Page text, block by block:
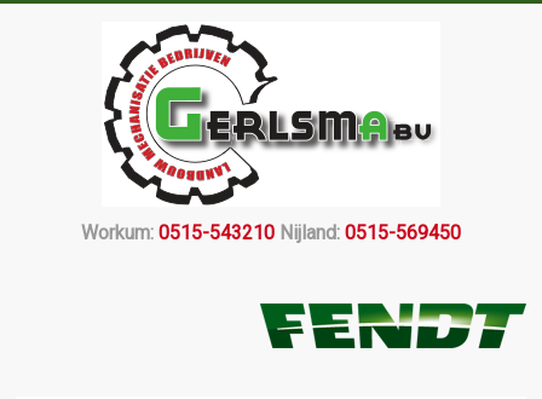
Workum: 0515-543210Nijland: 0515-569450